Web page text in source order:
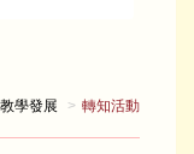
教學發展 轉知活動